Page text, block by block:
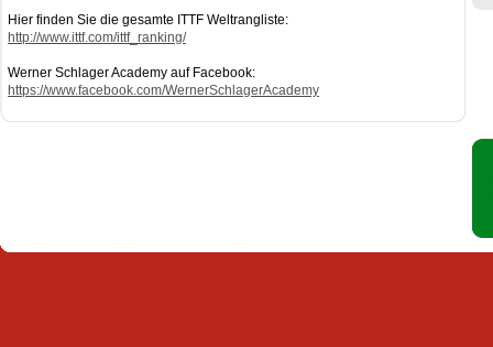
Hier finden Sie die gesamte ITTF Weltrangliste:
http://www.ittf.com/ittf_ranking/
Werner Schlager Academy auf Facebook:
https://www.facebook.com/WernerSchlagerAcademy